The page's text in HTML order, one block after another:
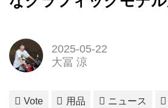
2025-05-22
大冨 涼
Vote 用品 ニュース